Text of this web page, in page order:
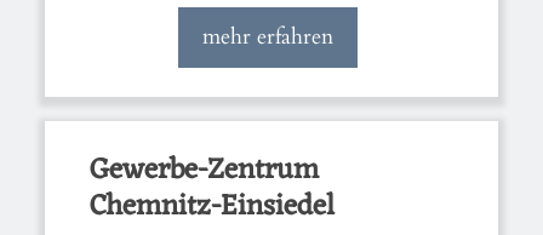
mehr erfahren
Gewerbe-Zentrum
Chemnitz-Einsiedel